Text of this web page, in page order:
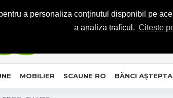
a personaliza conținutul disponibil pe
a analiza traficul. Citește
MOBILIER SCAUNE RO BĂNCI